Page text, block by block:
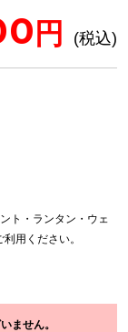
ト・ランタン・ウェ
用ください。
ません。